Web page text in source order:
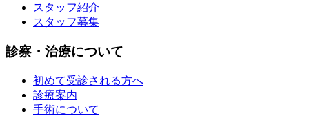
スタッフ紹介
スタッフ募集
診察・治療について
初めて受診される方へ
診療案内
手術について